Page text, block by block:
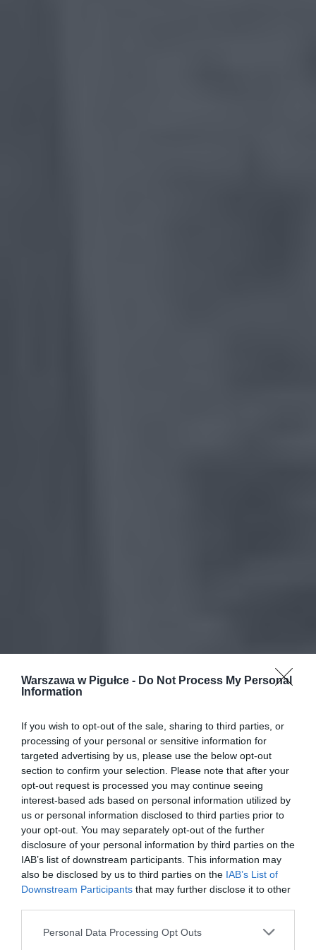
Warszawa w Pigułce - Do Not Process My Personal
Information
If you wish to opt-out of the sale, sharing to third parties, or
processing of your personal or sensitive information for
targeted advertising by us, please use the below opt-out
section to confirm your selection. Please note that after your
opt-out request is processed you may continue seeing
interest-based ads based on personal information utilized by
us or personal information disclosed to third parties prior to
your opt-out. You may separately opt-out of the further
disclosure of your personal information by third parties on the
IAB’s list of downstream participants. This information may
also be disclosed by us to third parties on the IAB’s List of
Downstream Participants that may further disclose it to other
Personal Data Processing Opt Outs